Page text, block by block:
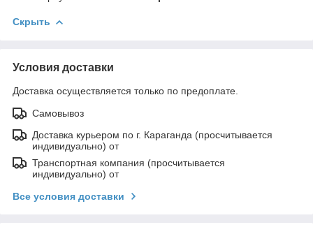
Скрыть
Условия доставки
Доставка осуществляется только по предоплате.
Самовывоз
Доставка курьером по г. Караганда (просчитывается
индивидуально) от
Транспортная компания (просчитывается
индивидуально) от
Все условия доставки